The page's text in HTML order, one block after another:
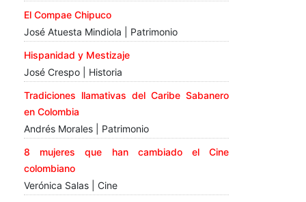
El Compae Chipuco
José Atuesta Mindiola | Patrimonio
Hispanidad y Mestizaje
José Crespo | Historia
Tradiciones llamativas del Caribe Sabanero
en Colombia
Andrés Morales | Patrimonio
8 mujeres que han cambiado el Cine
colombiano
Verónica Salas | Cine